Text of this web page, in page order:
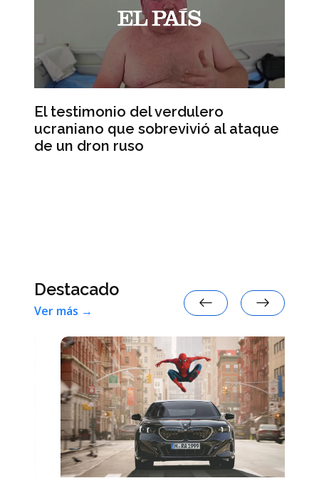
El testimonio del verdulero
ucraniano que sobrevivió al ataque
de un dron ruso
Destacado
Ver más →